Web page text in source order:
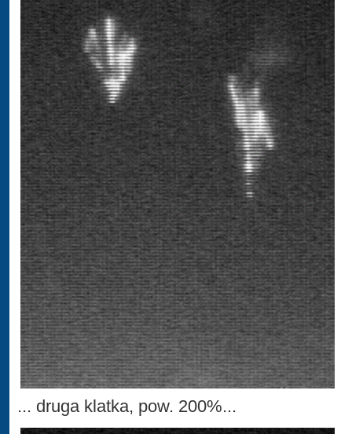
... druga klatka, pow. 200%...